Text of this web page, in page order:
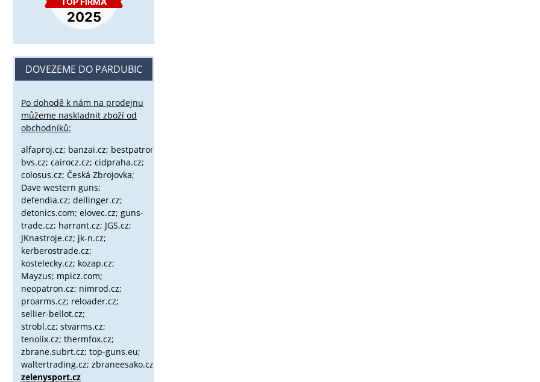
DOVEZEME DO PARDUBIC
Po dohodě k nám na prodejnu
můžeme naskladnit zboží od
obchodníků:
alfaproj.cz; banzai.cz; bestpatron.eu;
bvs.cz; cairocz.cz; cidpraha.cz;
colosus.cz; Česká Zbrojovka;
Dave western guns;
defendia.cz; dellinger.cz;
detonics.com; elovec.cz; guns-
trade.cz; harrant.cz; JGS.cz;
JKnastroje.cz; jk-n.cz;
kerberostrade.cz;
kostelecky.cz; kozap.cz;
Mayzus; mpicz.com;
neopatron.cz; nimrod.cz;
proarms.cz; reloader.cz;
sellier-bellot.cz;
strobl.cz; stvarms.cz;
tenolix.cz; thermfox.cz;
zbrane.subrt.cz; top-guns.eu;
waltertrading.cz; zbraneesako.cz;
zelenysport.cz